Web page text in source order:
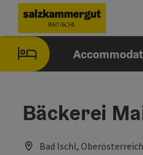
Accesskey
[0]
Accesskey
[1]
Accesskey
[2]
Accesskey
[7]
Bäckerei
Bad Ischl,